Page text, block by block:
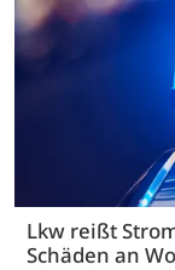
Lkw reißt
Schäden an